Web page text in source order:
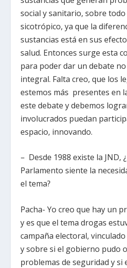
social y sanitario, sobre
sicotrópico, ya que la
sustancias está en sus
salud. Entonces surge esta
para poder dar un debate
integral. Falta creo, que los
estemos más presentes en
este debate y debemos
involucrados puedan
espacio, innovando.
– Desde 1988 existe la JND,
Parlamento siente la
el tema?
Pacha- Yo creo que hay un
y es que el tema drogas
campaña electoral,
y sobre si el gobierno pudo
problemas de seguridad y si